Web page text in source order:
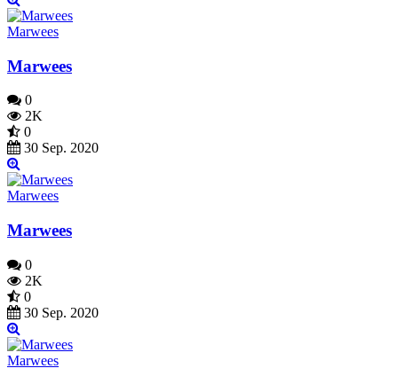
Marwees
Marwees
0
2K
0
30 Sep. 2020
Marwees
Marwees
0
2K
0
30 Sep. 2020
Marwees